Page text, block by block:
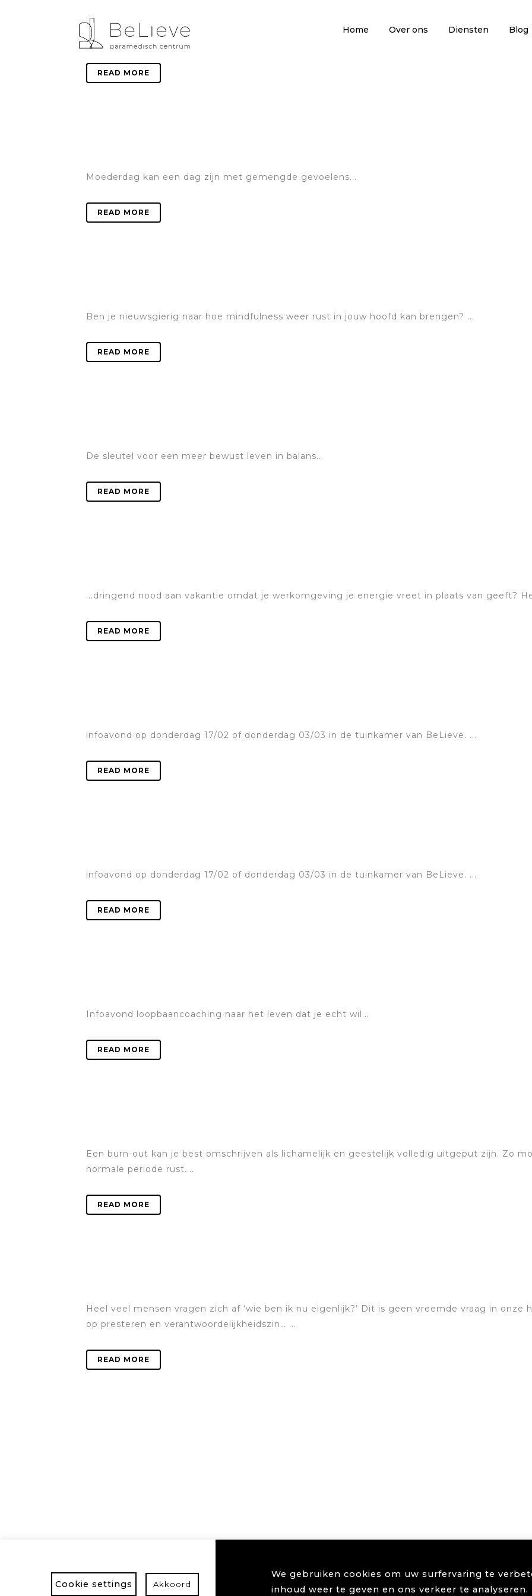
Home Over ons Diensten Blog
Borsten, Ze bestaan in alle soorten en maten. ...
READ MORE
Moederdag kan een dag zijn met gemengde gevoelens...
READ MORE
Ben je nieuwsgierig naar hoe mindfulness weer rust in jouw hoofd kan brengen? ...
READ MORE
De sleutel voor een meer bewust leven in balans...
READ MORE
...dringend nood aan vakantie omdat je werkomgeving je energie vreet in plaats van geeft?
READ MORE
infoavond op donderdag 17/02 of donderdag 03/03 in de tuinkamer van BeLieve. ...
READ MORE
infoavond op donderdag 17/02 of donderdag 03/03 in de tuinkamer van BeLieve. ...
READ MORE
Infoavond loopbaancoaching naar het leven dat je echt wil...
READ MORE
Een burn-out kan je best omschrijven als lichamelijk en geestelijk volledig uitgeput zijn. Zo
normale periode rust....
READ MORE
Heel veel mensen vragen zich af ‘wie ben ik nu eigenlijk?’ Dit is geen vreemde vraag in onze
op presteren en verantwoordelijkheidszin… ...
READ MORE
We gebruiken cookies om uw surfervaring te
inhoud weer te geven en ons verkeer te
Cookie settings Akkoord